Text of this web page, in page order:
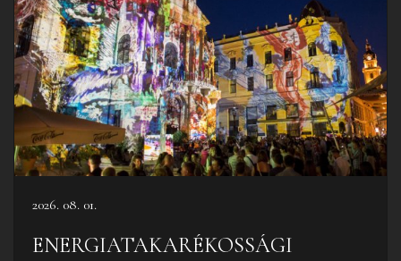
2026. 08. 01.
ENERGIATAKARÉKOSSÁGI